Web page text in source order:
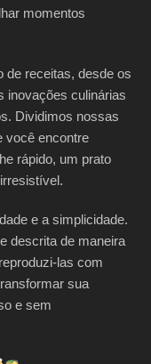
momentos
de receitas, desde os
inovações culinárias
Dividimos nossas
você encontre
rápido, um prato
e a simplicidade.
descrita de maneira
las com
sua
e sem